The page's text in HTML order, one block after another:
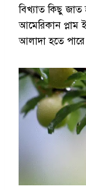
বিখ্যাত কিছু জাত
আমেরিকান প্লাম
আলাদা হতে